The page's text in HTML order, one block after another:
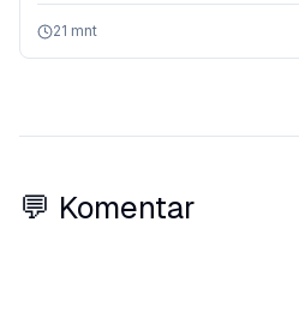
21 mnt
💬 Komentar